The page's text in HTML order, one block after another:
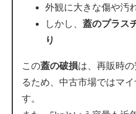
外観に大きな傷や汚
しかし、 蓋のプラス
り
この蓋の破損は、再販時
るため、中古市場ではマ
す。